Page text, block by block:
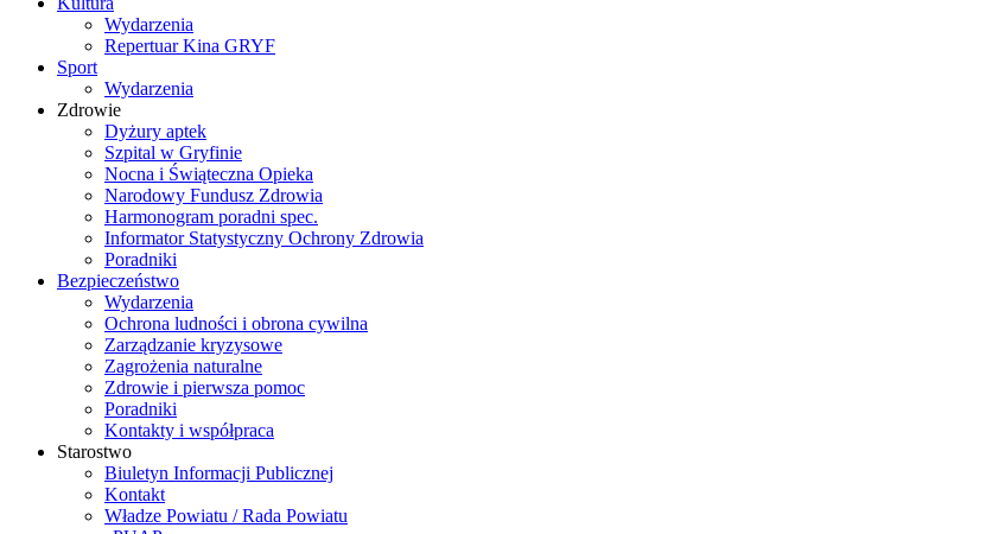
Wydarzenia
Repertuar Kina GRYF
Sport
Wydarzenia
Zdrowie
Dyżury aptek
Szpital w Gryfinie
Nocna i Świąteczna Opieka
Narodowy Fundusz Zdrowia
Harmonogram poradni spec.
Informator Statystyczny Ochrony Zdrowia
Poradniki
Bezpieczeństwo
Wydarzenia
Ochrona ludności i obrona cywilna
Zarządzanie kryzysowe
Zagrożenia naturalne
Zdrowie i pierwsza pomoc
Poradniki
Kontakty i współpraca
Starostwo
Biuletyn Informacji Publicznej
Kontakt
Władze Powiatu / Rada Powiatu